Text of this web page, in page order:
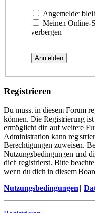
Angemeldet
Meinen Online-
verbergen
Registrieren
Du musst in diesem Forum
können. Die Registrierung
ermöglicht dir, auf weitere
Administration kann
Berechtigungen zuweisen.
Nutzungsbedingungen und
dich registrierst. Bitte
wenn du dich in diesem
Nutzungsbedingungen |